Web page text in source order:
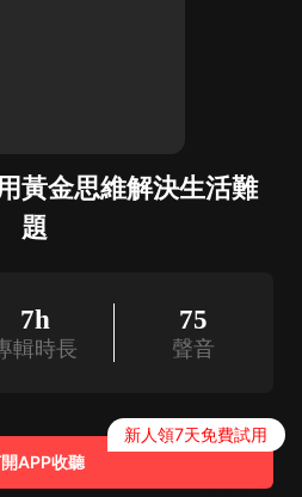
黃金思維解決生活難
題
7h
輯時長
75
聲音
APP收聽
新人領7天免費試用